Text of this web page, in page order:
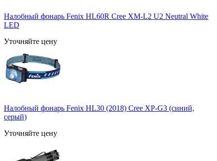
Налобный фонарь Fenix HL60R Cree XM-L2 U2 Neutral White
LED
Уточняйте цену
Налобный фонарь Fenix HL30 (2018) Cree XP-G3 (синий,
серый)
Уточняйте цену